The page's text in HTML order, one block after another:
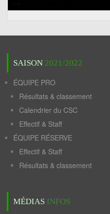
SAISON 2021/2022
ÉQUIPE PRO
Résultats & classement
Calendrier du CSC
Effectif & Staff
ÉQUIPE RÉSERVE
Effectif & Staff
Résultats & classement
MÉDIAS INFOS